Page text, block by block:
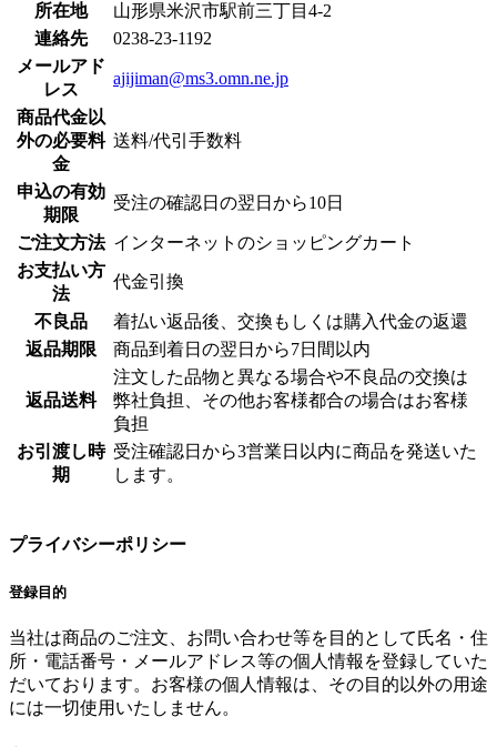
所在地
山形県米沢市駅前三丁目4-2
連絡先
0238-23-1192
メールアド
レス
ajijiman@ms3.omn.ne.jp
商品代金以
外の必要料
金
送料/代引手数料
申込の有効
期限
受注の確認日の翌日から10日
ご注文方法 インターネットのショッピングカート
お支払い方
法
代金引換
不良品
着払い返品後、交換もしくは購入代金の返還
返品期限
商品到着日の翌日から7日間以内
返品送料
注文した品物と異なる場合や不良品の交換は
弊社負担、その他お客様都合の場合はお客様
負担
お引渡し時
期
受注確認日から3営業日以内に商品を発送いた
します。
プライバシーポリシー
登録目的
当社は商品のご注文、お問い合わせ等を目的として氏名・住
所・電話番号・メールアドレス等の個人情報を登録していた
だいております。お客様の個人情報は、その目的以外の用途
には一切使用いたしません。